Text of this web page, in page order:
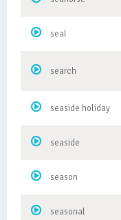
seal
search
seaside holiday
seaside
season
seasonal